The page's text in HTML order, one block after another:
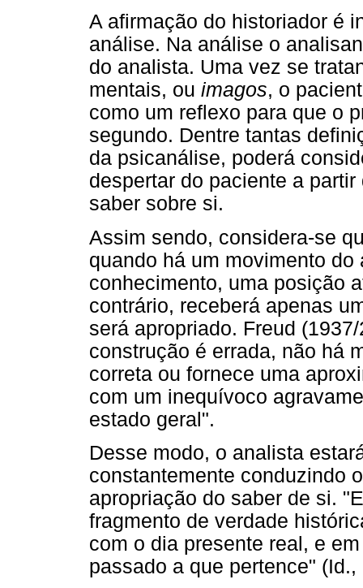
A afirmação do historiador é
análise. Na análise o
do analista. Uma vez se
mentais, ou imagos, o
como um reflexo para que o
segundo. Dentre tantas
da psicanálise, poderá
despertar do paciente a
saber sobre si.
Assim sendo, considera-se
quando há um movimento
conhecimento, uma posição
contrário, receberá apenas
será apropriado. Freud
construção é errada, não há
correta ou fornece uma
com um inequívoco
estado geral".
Desse modo, o analista
constantemente conduzindo
apropriação do saber de si.
fragmento de verdade
com o dia presente real, e
passado a que pertence" (Id.,